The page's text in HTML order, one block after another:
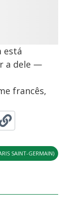
está
a dele —
francês,
SAINT-GERMAIN)